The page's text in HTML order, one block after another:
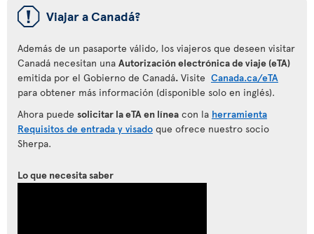
ü Viajar a Canadá?
Además de un pasaporte válido, los viajeros que deseen visitar
Canadá necesitan una Autorización electrónica de viaje (eTA)
emitida por el Gobierno de Canadá. Visite Canada.ca/eTA
para obtener más información (disponible solo en inglés).
Ahora puede solicitar la eTA en línea con la herramienta
Requisitos de entrada y visado que ofrece nuestro socio
Sherpa.
Lo que necesita saber